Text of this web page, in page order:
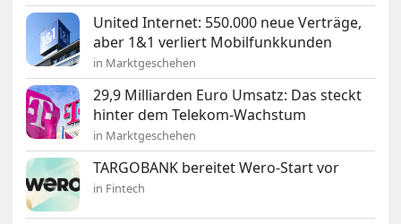
United Internet: 550.000 neue Verträge,
aber 1&1 verliert Mobilfunkkunden
in Marktgeschehen
29,9 Milliarden Euro Umsatz: Das steckt
hinter dem Telekom-Wachstum
in Marktgeschehen
TARGOBANK bereitet Wero-Start vor
in Fintech